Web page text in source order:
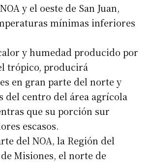
y el oeste de San Juan,
mínimas inferiores
y humedad producido por
trópico, producirá
en gran parte del norte y
del centro del área agrícola
que su porción sur
escasos.
del NOA, la Región del
Misiones, el norte de